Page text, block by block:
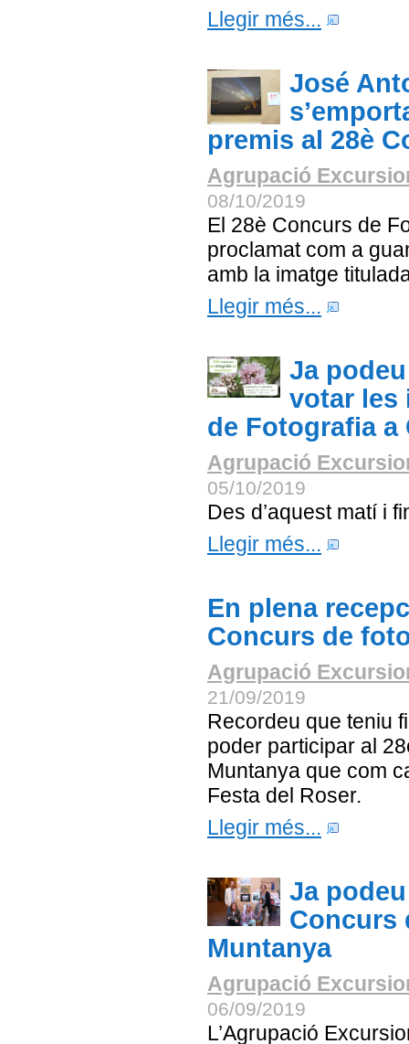
Llegir més...
José
premis al 28è
Agrupació
08/10/2019
El 28è Concurs de
proclamat com a
amb la imatge
Llegir més...
Ja
votar les
de Fotografia a
Agrupació
05/10/2019
Des d’aquest matí i
Llegir més...
En plena
Concurs de
Agrupació
21/09/2019
Recordeu que teniu
poder participar al
Muntanya que com
Festa del Roser.
Llegir més...
Ja
Concurs
Muntanya
Agrupació
06/09/2019
L’Agrupació